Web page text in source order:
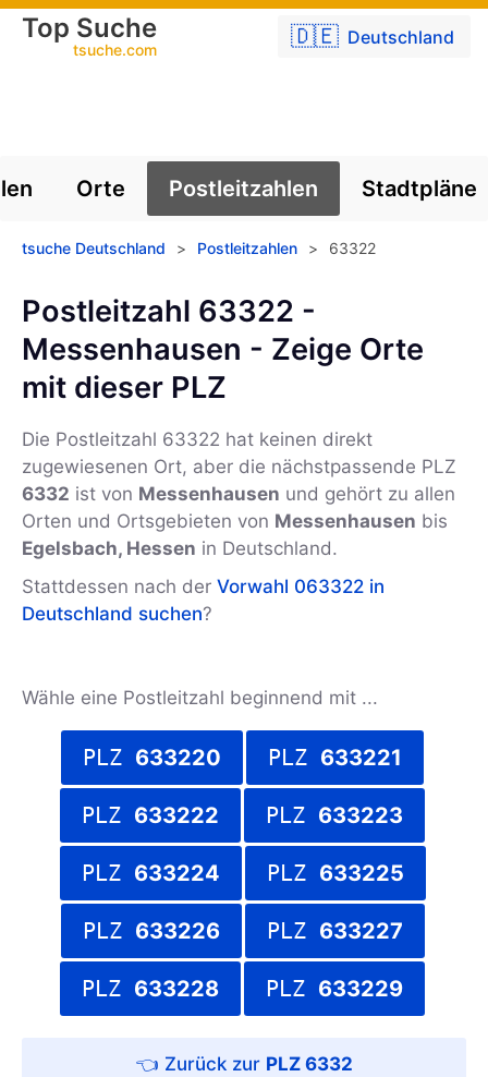
🇩🇪 Deutschland
Top Suche
tsuche.com
Orte Postleitzahlen Stadtpläne
tsuche Deutschland > Postleitzahlen > 63322
Postleitzahl 63322 -
Messenhausen - Zeige Orte
mit dieser PLZ
Die Postleitzahl 63322 hat keinen direkt
zugewiesenen Ort, aber die nächstpassende PLZ
6332 ist von Messenhausen und gehört zu allen
Orten und Ortsgebieten von Messenhausen bis
Egelsbach, Hessen in Deutschland.
Stattdessen nach der Vorwahl 063322 in
Deutschland suchen?
Wähle eine Postleitzahl beginnend mit ...
PLZ 633220 PLZ 633221
PLZ 633222 PLZ 633223
PLZ 633224 PLZ 633225
PLZ 633226 PLZ 633227
PLZ 633228 PLZ 633229
PLZ 6332